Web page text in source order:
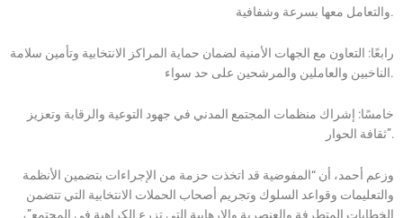
والتعامل معها بسرعة وشفافية.
رابعًا: التعاون مع الجهات الأمنية لضمان حماية المراكز الانتخابية وتأمين سلامة
الناخبين والعاملين والمرشحين على حد سواء.
خامسًا: إشراك منظمات المجتمع المدني في جهود التوعية والرقابة وتعزيز
ثقافة الحوار”.
وزعم أحمد، أن “المفوضية قد اتخذت حزمة من الإجراءات بتضمين الأنظمة
والتعليمات وقواعد السلوك وتجريم أصحاب الحملات الانتخابية التي تتضمن
الخطابات المتطرفة والعنصرية والإرهابية التي تزرع الكراهية في المجتمع”،